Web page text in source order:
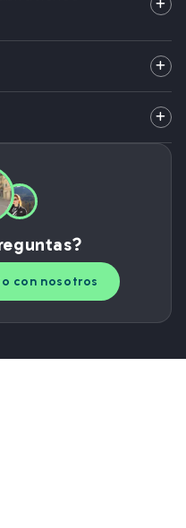
con nosotros